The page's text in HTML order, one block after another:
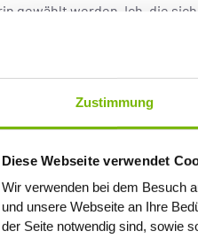
Zustimmung
Diese Webseite verwendet
Wir verwenden bei dem Besuch
und unsere Webseite an Ihre
der Seite notwendig sind, sowie
gewählt werden. Ich, die
übernommen hat …
ausgeprägten
mich
dass das Ganze kein gutes
Lachclub? Die
meine Interessen gucke –
einer Strick- und